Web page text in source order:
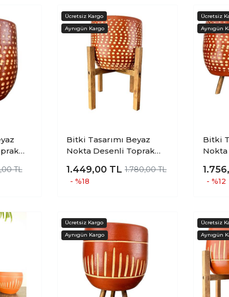
TL
Bitki Tasarımı Beyaz
Nokta Desenli Toprak
Çiçeklik 4 Ayaklı - 19 CM
1.449,00 TL 1.780,00 TL
- %18
Bitki
- 3
- %12